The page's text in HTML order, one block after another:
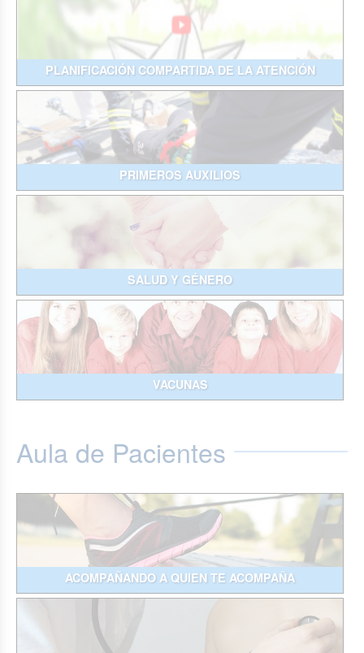
PLANIFICACIÓN COMPARTIDA DE LA ATENCIÓN
PRIMEROS AUXILIOS
SALUD Y GÉNERO
VACUNAS
Aula de Pacientes
ACOMPAÑANDO A QUIEN TE ACOMPAÑA